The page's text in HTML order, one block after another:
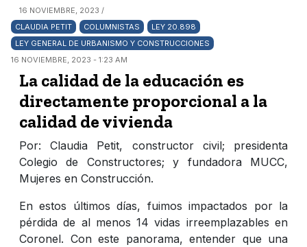
16 NOVIEMBRE, 2023 /
CLAUDIA PETIT
COLUMNISTAS
LEY 20.898
LEY GENERAL DE URBANISMO Y CONSTRUCCIONES
16 NOVIEMBRE, 2023 - 1:23 AM
La calidad de la educación es
directamente proporcional a la
calidad de vivienda
Por: Claudia Petit, constructor civil; presidenta
Colegio de Constructores; y fundadora MUCC,
Mujeres en Construcción.
En estos últimos días, fuimos impactados por la
pérdida de al menos 14 vidas irreemplazables en
Coronel. Con este panorama, entender que una